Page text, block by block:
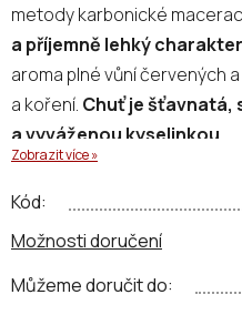
metody karbonické
a příjemně lehký
aroma plné vůní červených
a koření. Chuť je šťavnatá,
a vyváženou kyselinkou.
Zobrazit více »
Můžeme doručit do:
Možnosti doručení
Kód: